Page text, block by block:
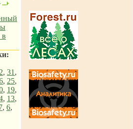
в
, 31 ,
, 25,
, 19,
, 13,
, 6,